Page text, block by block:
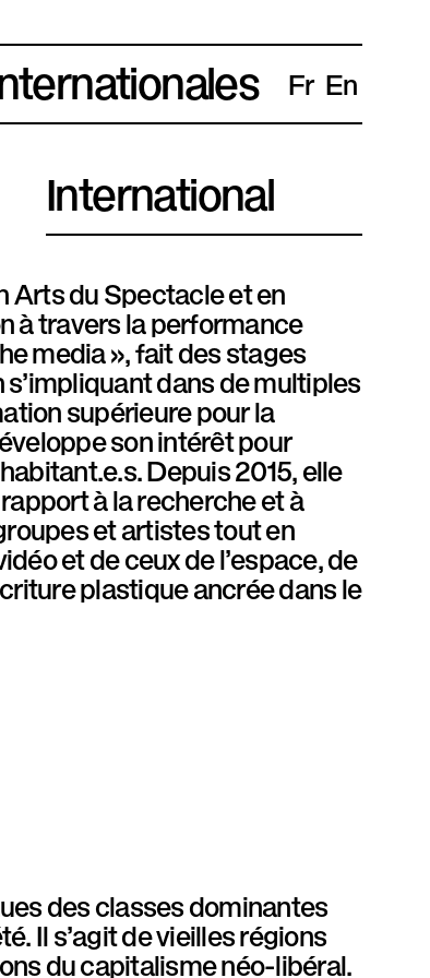
Fr En
International
Arts du Spectacle et en
à travers la performance
media », fait des stages
dans de multiples
supérieure pour la
son intérêt pour
Depuis 2015, elle
à la recherche et à
et artistes tout en
et de ceux de l’espace, de
plastique ancrée dans le
des classes dominantes
Il s’agit de vieilles régions
du capitalisme néo-libéral.